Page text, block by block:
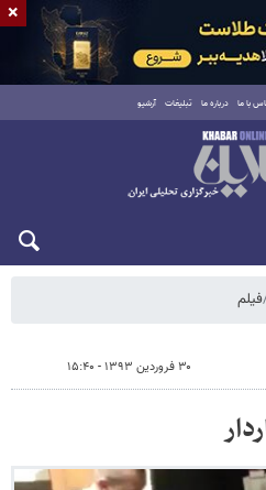
با ما درباره ما تبلیغات آرشیو
فیلم
۳۰ فروردین ۱۳۹۳ - ۱۵:۴۰
×